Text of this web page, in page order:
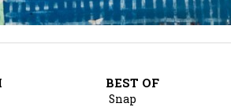
BEST OF
Snap